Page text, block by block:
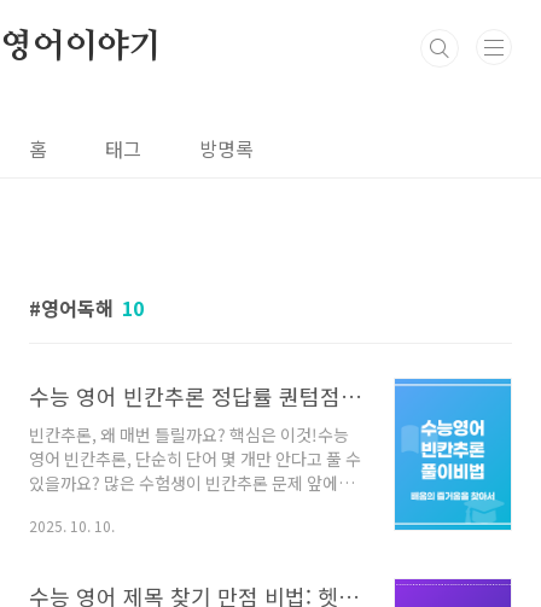
영어이야기
홈 태그 방명록
영어독해 10
수능 영어 빈칸추론 정답률 퀀텀점프 비법
빈칸추론, 왜 매번 틀릴까요? 핵심은 이것!수능
영어 빈칸추론, 단순히 단어 몇 개만 안다고 풀 수
있을까요? 많은 수험생이 빈칸추론 문제 앞에서
속에서 길을 잃기 때문입니다. 하지만 빈칸추론
2025. 10. 10.
수능 영어 제목 찾기 만점 비법: 헷갈리는 오답 피하고 정답만 고르는 3단계 전략